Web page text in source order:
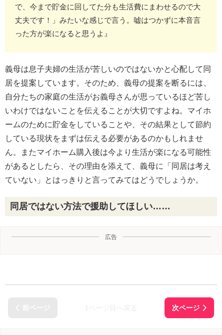
で、今まで貯金に回してた分も生活費にまわせるので大
丈夫です！」みたいな感じで言う。嘘はつかずに本音言
った方が楽になると思うよ』
義母は息子夫婦の生活が苦しいのではないかと心配して同
居を提案しています。そのため、義母の提案を断るには、
自分たちの家庭の生活がお義母さんが思っているほど苦し
いわけではないことを伝えることが大切ですよね。マイホ
ームのために貯金をしていることや、その結果として節約
している現状をまずは伝える必要があるのかもしれませ
ん。またマイホーム購入後は今より生活が楽になる可能性
があるとしたら、その理由を添えて、義母に「同居は考え
ていない」とはっきりと言ってみてはどうでしょうか。
同居ではない方法で援助してほしい……
広告